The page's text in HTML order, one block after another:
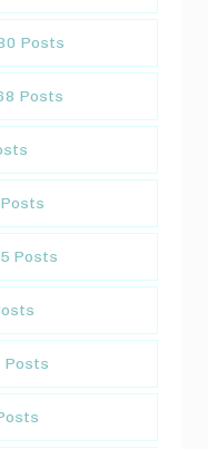
Posts
Posts
Posts
Posts
Posts